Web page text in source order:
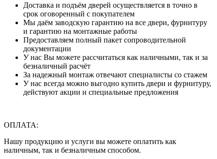
Доставка и подъём дверей осуществляется в точно в
срок оговоренный с покупателем
Мы даём заводскую гарантию на все двери, фурнитуру
и гарантию на монтажные работы
Предоставляем полный пакет сопроводительной
документации
У нас Вы можете рассчитаться как наличными, так и за
безналичный расчёт
За надежный монтаж отвечают специалисты со стажем
У нас всегда можно выгодно купить двери и фурнитуру,
действуют акции и специальные предложения
ОПЛАТА:
Нашу продукцию и услуги вы можете оплатить как
наличным, так и безналичным способом.